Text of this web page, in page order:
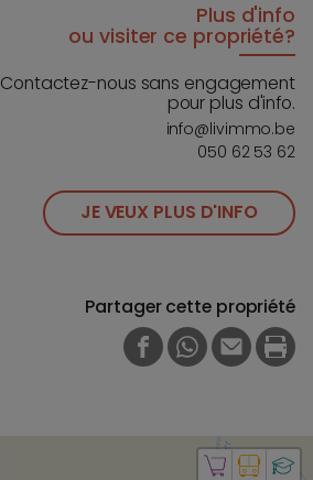
Plus d'info
ou visiter ce propriété?
Contactez-nous sans engagement
pour plus d'info.
info@livimmo.be
050 62 53 62
JE VEUX PLUS D'INFO
Partager cette propriété
FACEBOOK
WHATSAPP
E-MAIL